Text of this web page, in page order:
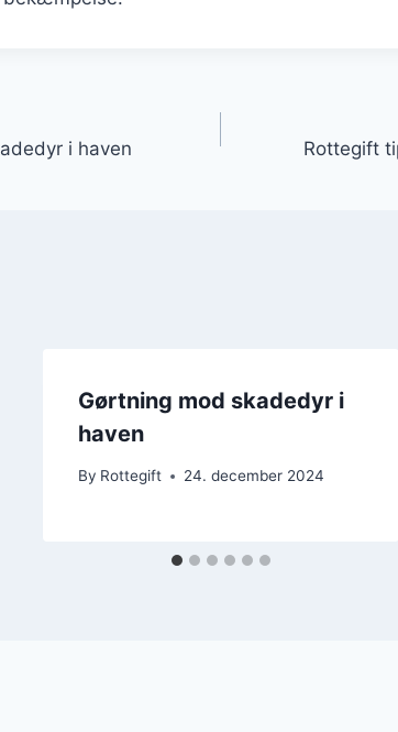
i haven Rottegift
Gørtning mod skadedyr i
haven
By Rottegift 24. december 2024